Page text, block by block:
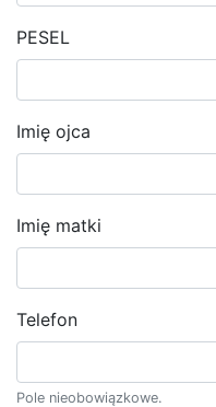
PESEL
Imię ojca
Imię matki
Telefon
Pole nieobowiązkowe.